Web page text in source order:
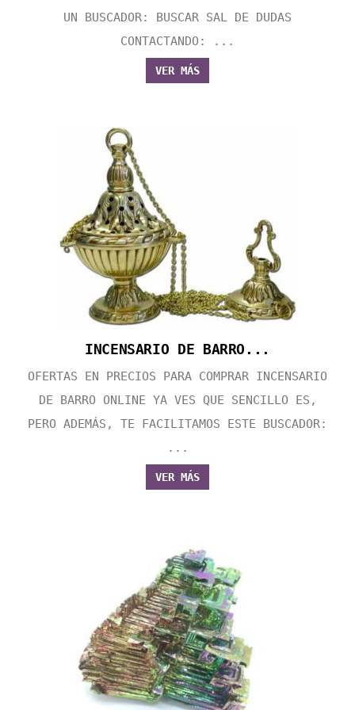
UN BUSCADOR: BUSCAR SAL DE DUDAS
CONTACTANDO: ...
VER MÁS
INCENSARIO DE BARRO...
OFERTAS EN PRECIOS PARA COMPRAR INCENSARIO
DE BARRO ONLINE YA VES QUE SENCILLO ES,
PERO ADEMÁS, TE FACILITAMOS ESTE BUSCADOR:
...
VER MÁS